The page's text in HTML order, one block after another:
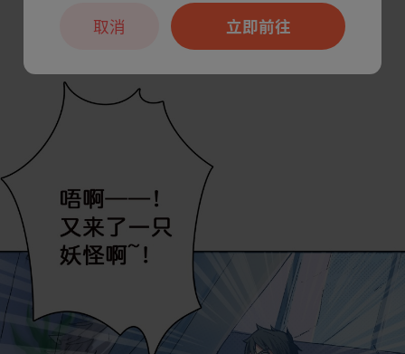
立即前往
取消